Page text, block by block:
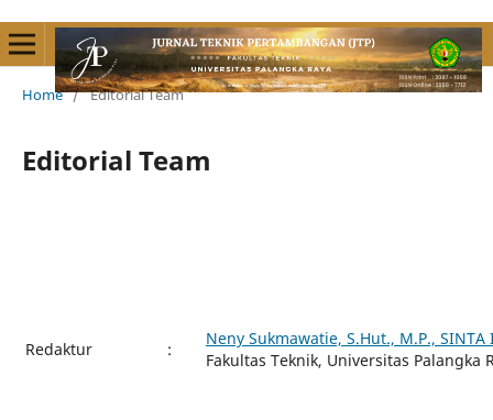
Home / Editorial Team
Editorial Team
Redaktur :
Neny Sukmawatie, S.Hut., M.P., SINTA
Fakultas Teknik, Universitas Palangka